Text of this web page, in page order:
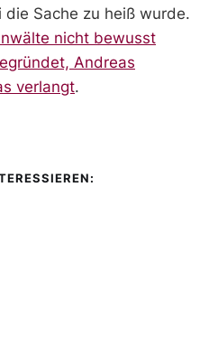
Sache zu heiß wurde.
nicht bewusst
Andreas
verlangt.